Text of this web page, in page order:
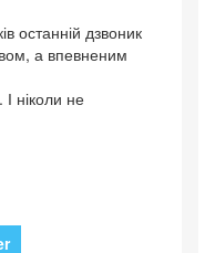
останній дзвоник
а впевненим
ніколи не